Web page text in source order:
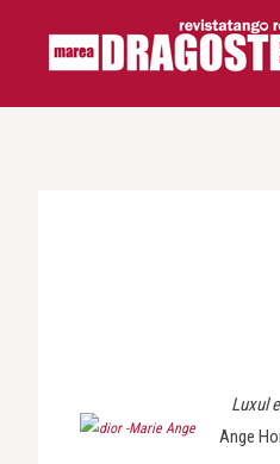
Luxul
Ange